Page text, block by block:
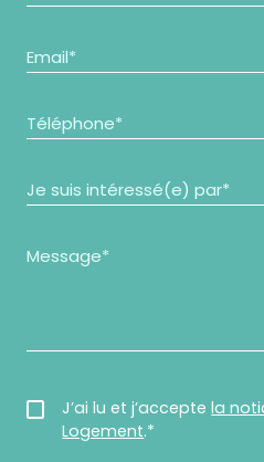
J’ai lu et j’acceptela
Logement.*